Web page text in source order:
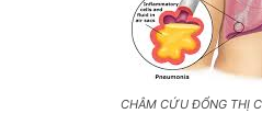
CHÂM CỨU ĐỔNG THỊ